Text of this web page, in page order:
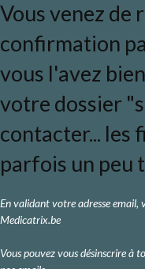
Vous venez de
confirmation
vous l'avez
votre dossier
contacter... les
parfois un peu
En validant votre adresse email,
Medicatrix.be
Vous pouvez vous désinscrire à